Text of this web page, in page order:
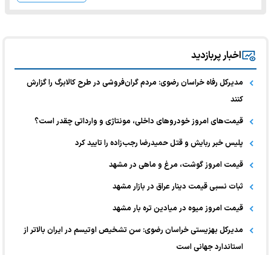
اخبار پربازدید
مدیرکل رفاه خراسان رضوی: مردم گران‌فروشی در طرح کالابرگ را گزارش
کنند
قیمت‌های امروز خودرو‌های داخلی، مونتاژی و وارداتی چقدر است؟
پلیس خبر ربایش و قتل حمیدرضا رجب‌زاده را تایید کرد
قیمت امروز گوشت، مرغ و ماهی در مشهد
ثبات نسبی قیمت دینار عراق در بازار مشهد
قیمت امروز میوه در میادین تره بار مشهد
مدیرکل بهزیستی خراسان رضوی: سن تشخیص اوتیسم در ایران بالاتر از
استاندارد جهانی است